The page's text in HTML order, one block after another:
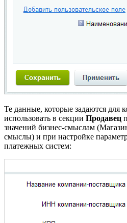
Те данные, которые задаются для
использовать в секции Продавец
значений бизнес-смыслам (
смыслы) и при настройке
платежных систем: